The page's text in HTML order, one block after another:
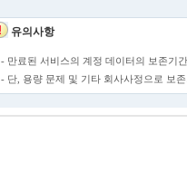
유의사항
- 만료된 서비스의 계정 데이터의 보존기
- 단, 용량 문제 및 기타 회사사정으로 보